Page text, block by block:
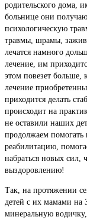
родительского дома,
больнице они
психологическую
травмы, шрамы,
лечатся намного
лечение, им
этом повезет
лечение
приходится делать
происходит на
не оставили наших
продолжаем
реабилитацию,
набраться новых сил,
выздоровлению!
Так, на протяжении
детей с их мамами на
минеральную